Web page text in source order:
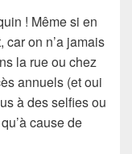
! Même si en
car on n’a jamais
la rue ou chez
annuels (et oui
à des selfies ou
cause de